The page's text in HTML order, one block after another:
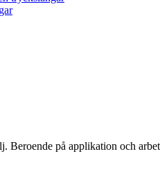
på applikation och